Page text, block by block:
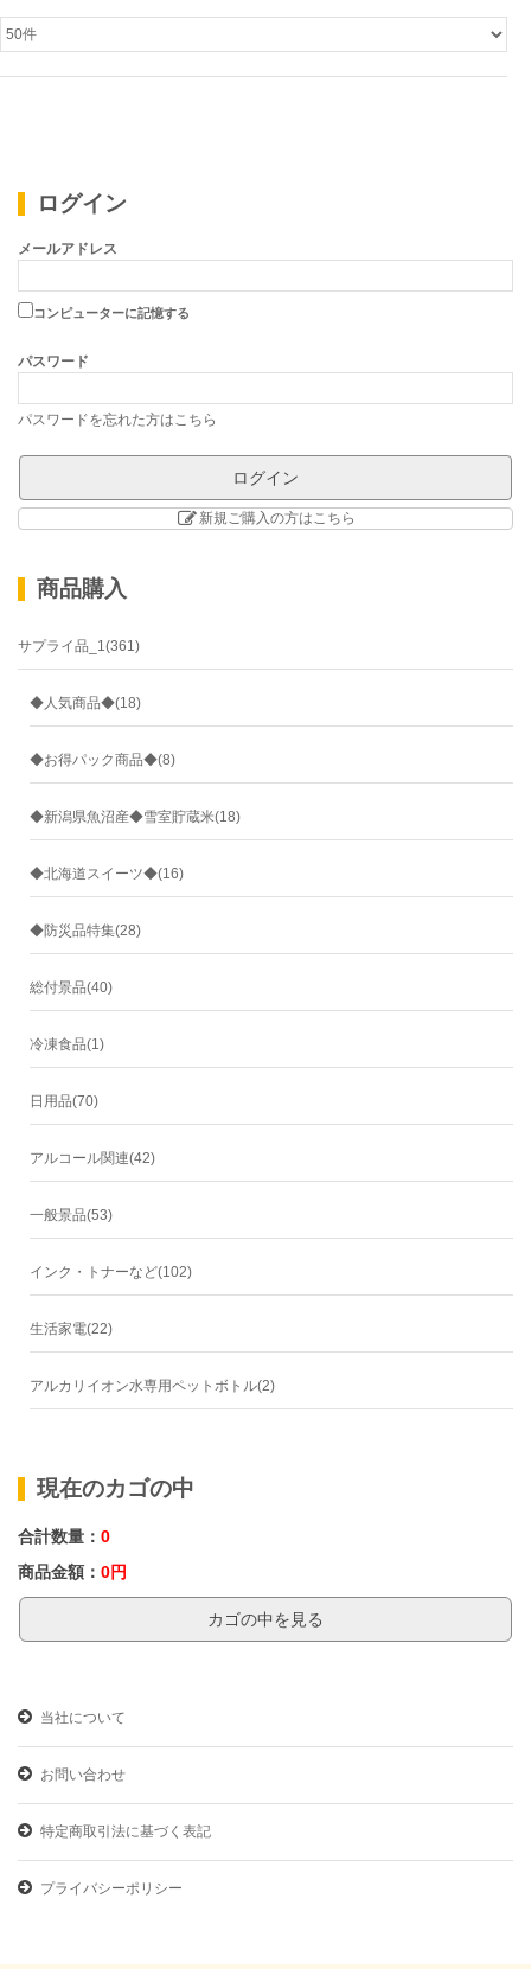
ログイン
メールアドレス
コンピューターに記憶する
パスワード
パスワードを忘れた方はこちら
新規ご購入の方はこちら
商品購入
サプライ品_1(361)
◆人気商品◆(18)
◆お得パック商品◆(8)
◆新潟県魚沼産◆雪室貯蔵米(18)
◆北海道スイーツ◆(16)
◆防災品特集(28)
総付景品(40)
冷凍食品(1)
日用品(70)
アルコール関連(42)
一般景品(53)
インク・トナーなど(102)
生活家電(22)
アルカリイオン水専用ペットボトル(2)
現在のカゴの中
合計数量： 0
商品金額： 0円
カゴの中を見る
当社について
お問い合わせ
特定商取引法に基づく表記
プライバシーポリシー